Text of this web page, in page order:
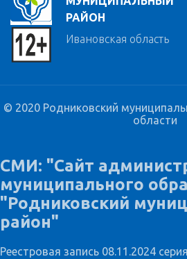
РАЙОН
Ивановская область
© 2020 Родниковский
области
СМИ: "Сайт
муниципального
"Родниковский
район"
Реестровая запись 08.11.2024